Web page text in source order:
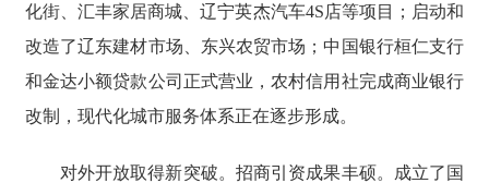
化街、汇丰家居商城、辽宁英杰汽车4S店等项目；启动和
改造了辽东建材市场、东兴农贸市场；中国银行桓仁支行
和金达小额贷款公司正式营业，农村信用社完成商业银行
改制，现代化城市服务体系正在逐步形成。
对外开放取得新突破。招商引资成果丰硕。成立了国